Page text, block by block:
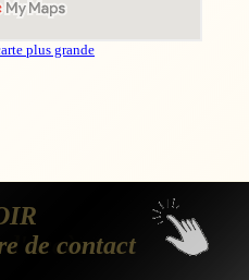
de contact
plus grande